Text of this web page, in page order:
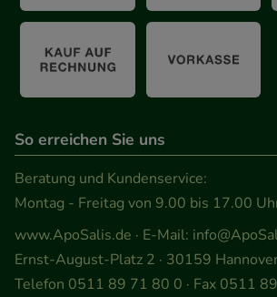
So erreichen Sie uns
Beratung und Kundenservice:
Montag - Freitag von 9.00 bis 17.00
www.ApoSalis.de · E-Mail:
Ernst-August-Platz 2 · 30159
Telefon 0511 89 71 80 0 · Fax 0511